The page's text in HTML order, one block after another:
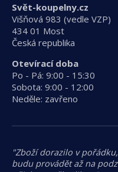
Svět-koupelny.cz
Višňová 983 (vedle VZP)
434 01 Most
Česká republika
Otevírací doba
Po - Pá: 9:00 - 15:30
Sobota: 9:00 - 12:00
Neděle: zavřeno
"Zboží dorazilo v
budu provádět až na